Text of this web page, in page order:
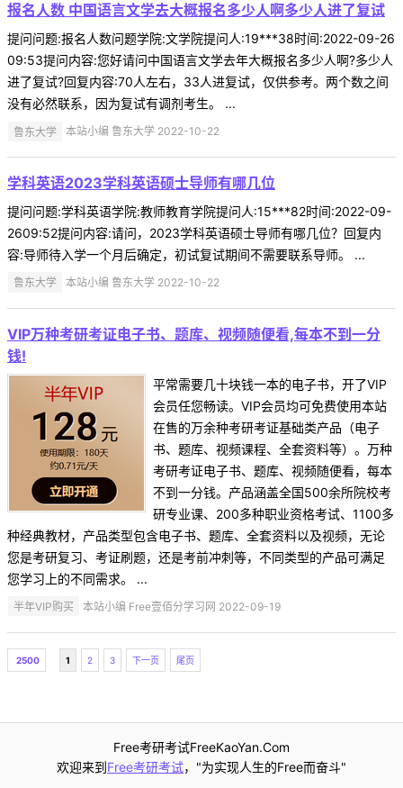
报名人数 中国语言文学去大概报名多少人啊多少人进了复试
提问问题:报名人数问题学院:文学院提问人:19***38时间:2022-09-26
09:53提问内容:您好请问中国语言文学去年大概报名多少人啊?多少人
进了复试?回复内容:70人左右，33人进复试，仅供参考。两个数之间
没有必然联系，因为复试有调剂考生。 ...
鲁东大学 本站小编 鲁东大学 2022-10-22
学科英语2023学科英语硕士导师有哪几位
提问问题:学科英语学院:教师教育学院提问人:15***82时间:2022-09-
2609:52提问内容:请问，2023学科英语硕士导师有哪几位？回复内
容:导师待入学一个月后确定，初试复试期间不需要联系导师。 ...
鲁东大学 本站小编 鲁东大学 2022-10-22
VIP万种考研考证电子书、题库、视频随便看,每本不到一分
钱!
平常需要几十块钱一本的电子书，开了VIP
会员任您畅读。VIP会员均可免费使用本站
在售的万余种考研考证基础类产品（电子
书、题库、视频课程、全套资料等）。万种
考研考证电子书、题库、视频随便看，每本
不到一分钱。产品涵盖全国500余所院校考
研专业课、200多种职业资格考试、1100多
种经典教材，产品类型包含电子书、题库、全套资料以及视频，无论
您是考研复习、考证刷题，还是考前冲刺等，不同类型的产品可满足
您学习上的不同需求。 ...
半年VIP购买 本站小编 Free壹佰分学习网 2022-09-19
2500 1 2 3 下一页 尾页
Free考研考试FreeKaoYan.Com
欢迎来到Free考研考试，"为实现人生的Free而奋斗"